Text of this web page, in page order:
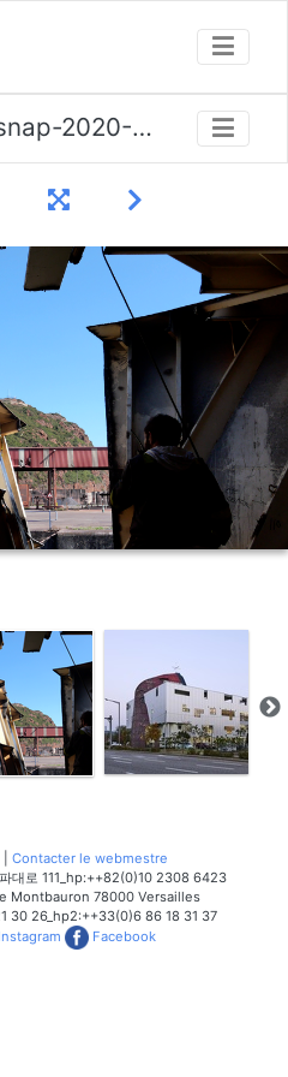
10-23-16h56m38s731 opti
Contacter le webmestre
대로 111_hp:++82(0)10 2308 6423
Montbauron 78000 Versailles
30 26_hp2:++33(0)6 86 18 31 37
Instagram Facebook